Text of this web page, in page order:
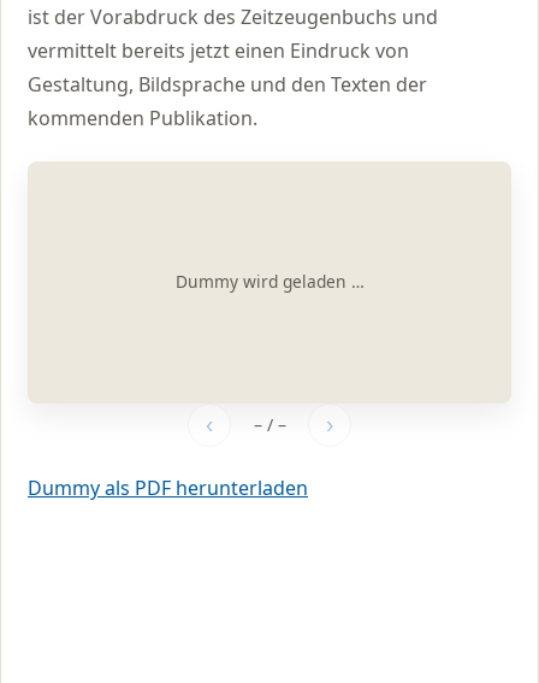
ist der Vorabdruck des Zeitzeugenbuchs und
vermittelt bereits jetzt einen Eindruck von
Gestaltung, Bildsprache und den Texten der
kommenden Publikation.
Dummy wird geladen …
‹ –/ – ›
Dummy als PDF herunterladen